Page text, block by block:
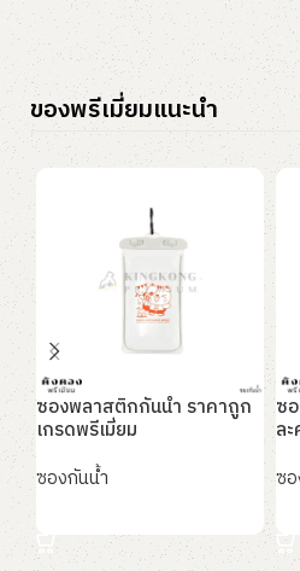
ของพรีเมี่ยมแนะนำ
ซองพลาสติกกันน้ำ ราคาถูก
เกรดพรีเมี่ยม
ซองกันน้ำ
ซ
ล
ซ